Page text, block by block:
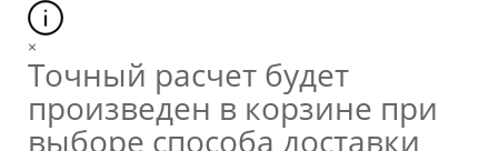
×
Точный расчет будет
произведен в корзине при
выборе способа доставки